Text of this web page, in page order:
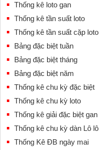
Thống kê loto gan
Thống kê tần suất loto
Thống kê tần suất cặp loto
Bảng đặc biệt tuần
Bảng đặc biệt tháng
Bảng đặc biệt năm
Thống kê chu kỳ đặc biệt
Thống kê chu kỳ loto
Thống kê giải đặc biệt gan
Thống kê chu kỳ dàn Lô lô
Thống Kê ĐB ngày mai